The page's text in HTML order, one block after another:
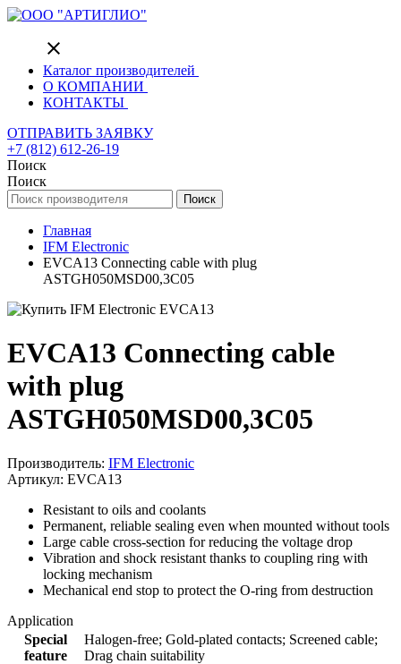
close
Каталог производителей
О КОМПАНИИ
КОНТАКТЫ
ОТПРАВИТЬ ЗАЯВКУ
+7 (812) 612-26-19
Поиск
Поиск
Поиск
Главная
IFM Electronic
EVCA13 Connecting cable with plug
ASTGH050MSD00,3C05
EVCA13 Connecting cable
with plug
ASTGH050MSD00,3C05
Производитель: IFM Electronic
Артикул: EVCA13
Resistant to oils and coolants
Permanent, reliable sealing even when mounted without tools
Large cable cross-section for reducing the voltage drop
Vibration and shock resistant thanks to coupling ring with
locking mechanism
Mechanical end stop to protect the O-ring from destruction
Application
Special
feature
Halogen-free; Gold-plated contacts; Screened cable;
Drag chain suitability